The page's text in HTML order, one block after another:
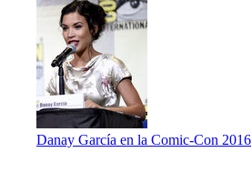
Danay García en la Comic-Con 2016